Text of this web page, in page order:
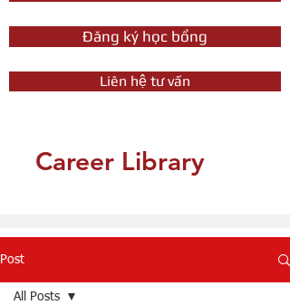
Đăng ký học bổng
Liên hệ tư vấn
Career Library
Post
All Posts